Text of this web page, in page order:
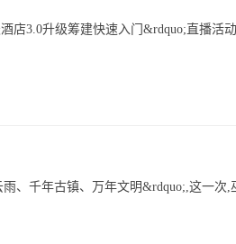
店3.0升级筹建快速入门&rdquo;直播
、千年古镇、万年文明&rdquo;,这一次,